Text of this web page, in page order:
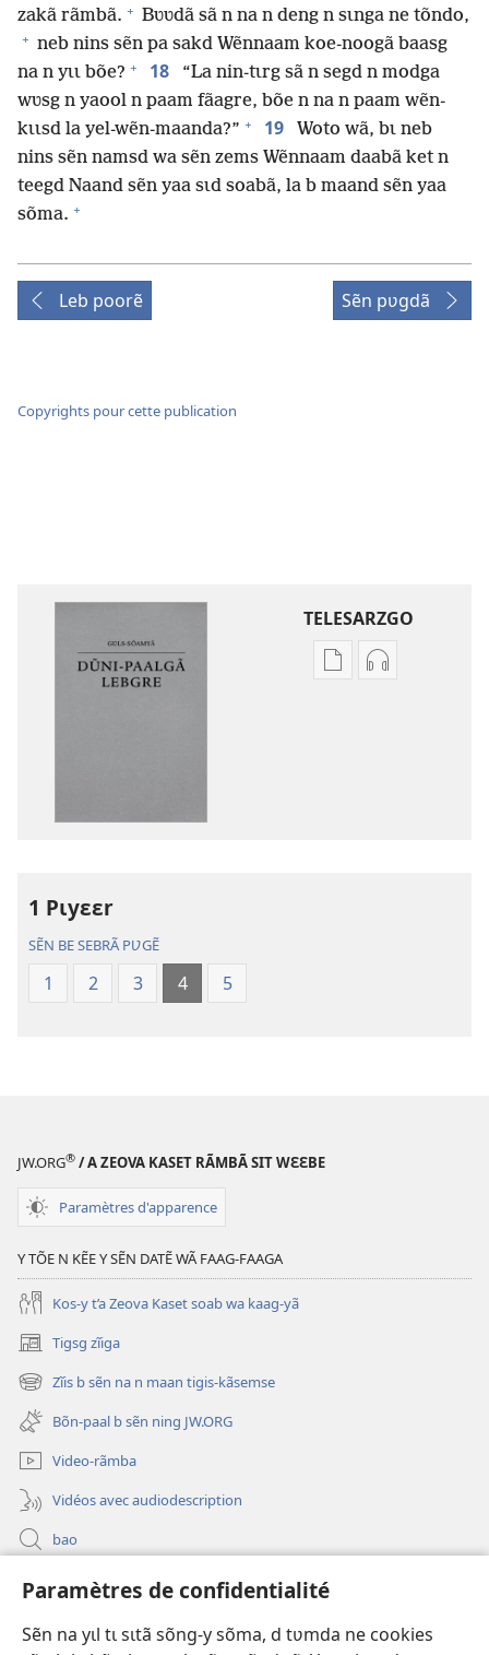
Paramètres de confidentialité
Sẽn na yɩl tɩ sɩtã sõng-y sõma, d tʋmda ne cookies
zakã rãmbã. + Bʋʋdã sã n na n deng n sɩnga ne tõndo,
+ neb nins sẽn pa sakd Wẽnnaam koe-noogã baasg
na n yɩɩ bõe? + 18
“La nin-tɩrg sã n segd n modga
wʋsg n yaool n paam fãagre, bõe n na n paam wẽn-
kɩɩsd la yel-wẽn-maanda?” + 19
Woto wã, bɩ neb
nins sẽn namsd wa sẽn zems Wẽnnaam daabã ket n
teegd Naand sẽn yaa sɩd soabã, la b maand sẽn yaa
sõma. +
Leb poorẽ Sẽn pʋgdã
Copyrights pour cette publication
TELESARZGO
OptionsOptions
1 Pɩyɛɛr
SẼN BE SEBRÃ PƲGẼ
1 2 3 4 5
JW.ORG® / A ZEOVA KASET RÃMBÃ SIT WƐƐBE
Paramètres d'apparence
Y TÕE N KẼE Y SẼN DATẼ WÃ FAAG-FAAGA
Kos-y t’a Zeova Kaset soab wa kaag-yã
Tigsg zĩiga
(ouvre
une
nouvelle
fenêtre)
Zĩis b sẽn na n maan tigis-kãsemse
(ouvre
une
nouvelle
fenêtre)
Bõn-paal b sẽn ning JW.ORG
Video-rãmba
Vidéos avec audiodescription
bao
Kũuni
(ouvre
une
nouvelle